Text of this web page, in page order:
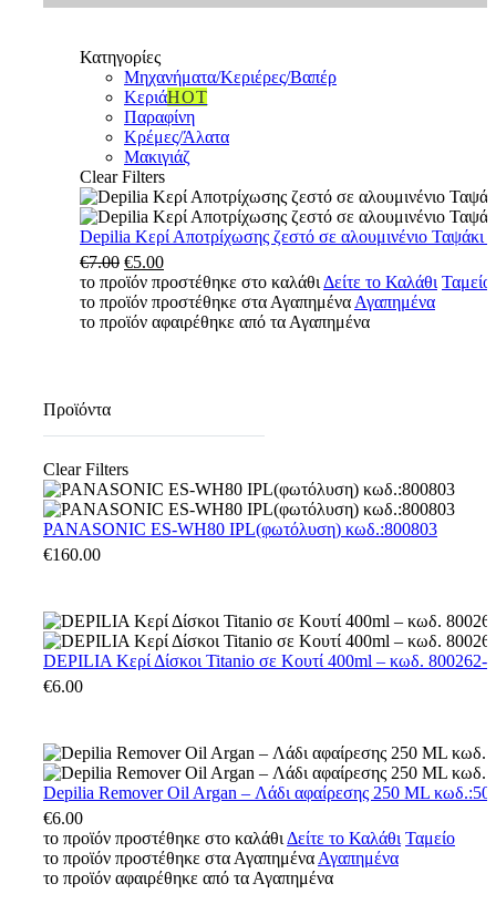
Κατηγορίες
Μηχανήματα/Κεριέρες/Βαπέρ
ΚεριάHOT
Παραφίνη
Κρέμες/Άλατα
Μακιγιάζ
Clear Filters
Depilia
Κερί
Αποτρίχωσης
ζεστό
σε
αλουμινένιο
500ml
κωδ.100263-
Depilia Κερί Αποτρίχωσης ζεστό σε αλουμινένιο
€7.00 Original
price
was:
€7.00.
€5.00
τρέχουσα
τιμή
είναι:
το προϊόν προστέθηκε στο καλάθι Δείτε το Καλάθι Ταμείο
το προϊόν προστέθηκε στα Αγαπημένα Αγαπημένα
το προϊόν αφαιρέθηκε από τα Αγαπημένα
Προϊόντα
Clear Filters
PANASONIC
ES-
κωδ.:800803
PANASONIC ES-WH80 IPL(φωτόλυση) κωδ.:800803
€160.00
DEPILIA
Κερί
σε
Κουτί
400ml
–
κωδ.
800262-
tit
DEPILIA Κερί Δίσκοι Titanio σε Κουτί 400ml – κωδ. 800262-
€6.00
Depilia
Remover
Oil
Argan
–
Λάδι
Depilia Remover Oil Argan – Λάδι αφαίρεσης 250 ML
€6.00
το προϊόν προστέθηκε στο καλάθι Δείτε το Καλάθι Ταμείο
το προϊόν προστέθηκε στα Αγαπημένα Αγαπημένα
το προϊόν αφαιρέθηκε από τα Αγαπημένα